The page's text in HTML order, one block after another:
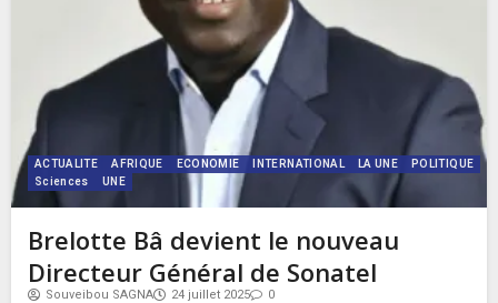
ACTUALITE AFRIQUE ECONOMIE INTERNATIONAL LA UNE
POLITIQUE
Sciences
UNE
Brelotte Bâ devient le nouveau
Directeur Général de Sonatel
Souveibou SAGNA 24 juillet 2025 0